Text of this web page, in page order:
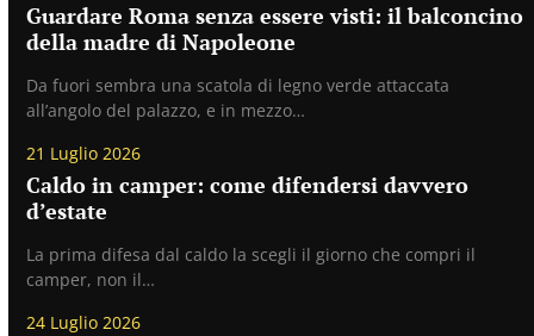
Guardare Roma senza essere visti: il balconcino
della madre di Napoleone
Da fuori sembra una scatola di legno verde attaccata
all’angolo del palazzo, e in mezzo…
21 Luglio 2026
Caldo in camper: come difendersi davvero
d’estate
La prima difesa dal caldo la scegli il giorno che compri il
camper, non il…
24 Luglio 2026